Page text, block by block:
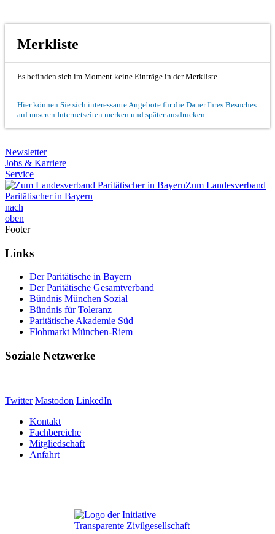
Merkliste
Es befinden sich im Moment keine Einträge in der Merkliste.
Hier können Sie sich interessante Angebote für die Dauer Ihres Besuches
auf unseren Internetseiten merken und später ausdrucken.
Newsletter
Jobs & Karriere
Service
Zum Landesverband
Paritätischer in Bayern
nach
oben
Footer
Links
Der Paritätische in Bayern
Der Paritätische Gesamtverband
Bündnis München Sozial
Bündnis für Toleranz
Paritätische Akademie Süd
Flohmarkt München-Riem
Soziale Netzwerke
Twitter Mastodon LinkedIn
Kontakt
Fachbereiche
Mitgliedschaft
Anfahrt